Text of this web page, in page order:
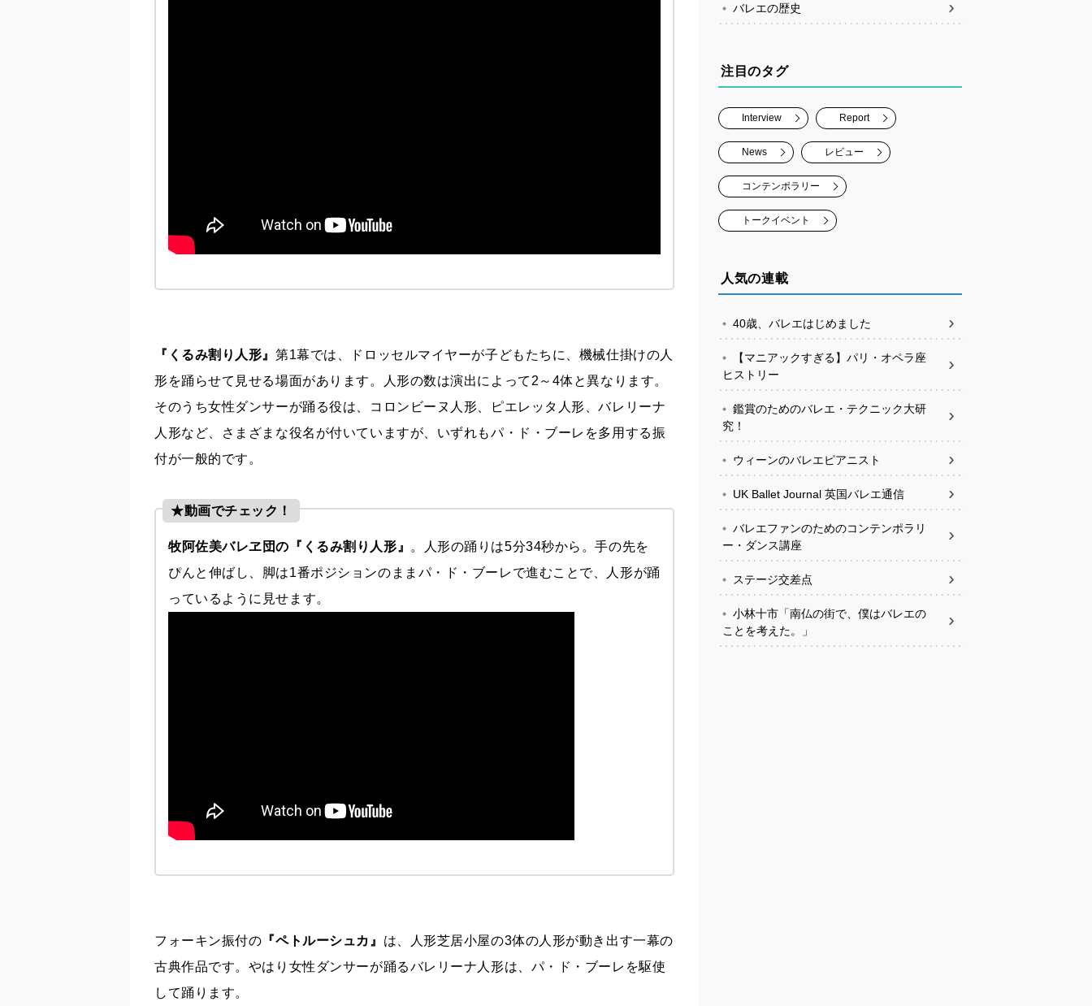
『くるみ割り人形』第1幕では、ドロッセルマイヤーが子どもたちに、機械仕掛けの人
形を踊らせて見せる場面があります。人形の数は演出によって2～4体と異なります。
そのうち女性ダンサーが踊る役は、コロンビーヌ人形、ピエレッタ人形、バレリーナ
人形など、さまざまな役名が付いていますが、いずれもパ・ド・ブーレを多用する振
付が一般的です。
★動画でチェック！
牧阿佐美バレヱ団の『くるみ割り人形』
。人形の踊りは5分34秒から。手の先を
ぴんと伸ばし、脚は1番ポジションのままパ・ド・ブーレで進むことで、人形が踊
っているように見せます。
フォーキン振付の 『ペトルーシュカ』 は、人形芝居小屋の3体の人形が動き出す一幕の
古典作品です。やはり女性ダンサーが踊るバレリーナ人形は、パ・ド・ブーレを駆使
して踊ります。
バレエの歴史
注目のタグ
Interview Report
News レビュー
コンテンポラリー
トークイベント
人気の連載
40歳、バレエはじめました
【マニアックすぎる】パリ・オペラ座
ヒストリー
鑑賞のためのバレエ・テクニック大研
究！
ウィーンのバレエピアニスト
UK Ballet Journal 英国バレエ通信
バレエファンのためのコンテンポラリ
ー・ダンス講座
ステージ交差点
小林十市「南仏の街で、僕はバレエの
ことを考えた。」